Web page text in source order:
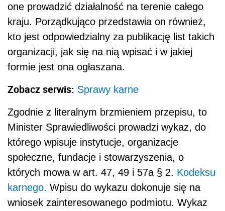
one prowadzić działalność na terenie całego
kraju. Porządkująco przedstawia on również,
kto jest odpowiedzialny za publikację list takich
organizacji, jak się na nią wpisać i w jakiej
formie jest ona ogłaszana.
Zobacz serwis: Sprawy karne
Zgodnie z literalnym brzmieniem przepisu, to
Minister Sprawiedliwości prowadzi wykaz, do
którego wpisuje instytucje, organizacje
społeczne, fundacje i stowarzyszenia, o
których mowa w art. 47, 49 i 57a § 2. Kodeksu
karnego. Wpisu do wykazu dokonuje się na
wniosek zainteresowanego podmiotu. Wykaz